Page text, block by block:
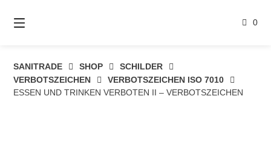
zum
Inhalt
0
SANITRADE SHOP
SCHILDER
VERBOTSZEICHEN
VERBOTSZEICHEN ISO 7010
ESSEN UND TRINKEN VERBOTEN II – VERBOTSZEICHEN